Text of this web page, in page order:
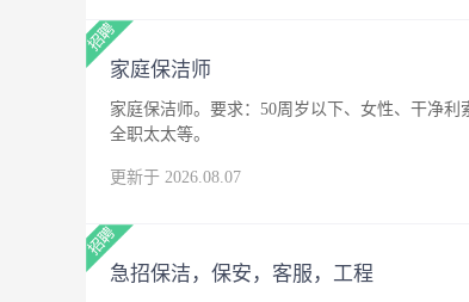
家庭保洁师
家庭保洁师。要求：50周岁以下、女性、干净利
全职太太等。
更新于 2026.08.07
急招保洁，保安，客服，工程